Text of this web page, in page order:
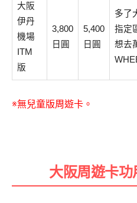
大阪
伊丹
機場
ITM
版
3,800
日圓
5,400
日圓
多了
指定
想去
※無兒童版周遊卡。
大阪周遊卡功